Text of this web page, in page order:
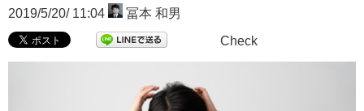
2019/5/20/ 11:04
冨本 和男
Check